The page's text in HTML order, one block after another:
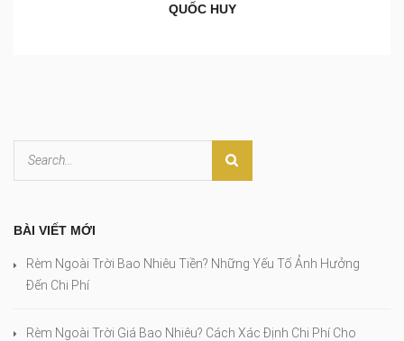
QUỐC HUY
BÀI VIẾT MỚI
Rèm Ngoài Trời Bao Nhiêu Tiền? Những Yếu Tố Ảnh Hưởng
Đến Chi Phí
Rèm Ngoài Trời Giá Bao Nhiêu? Cách Xác Định Chi Phí Cho